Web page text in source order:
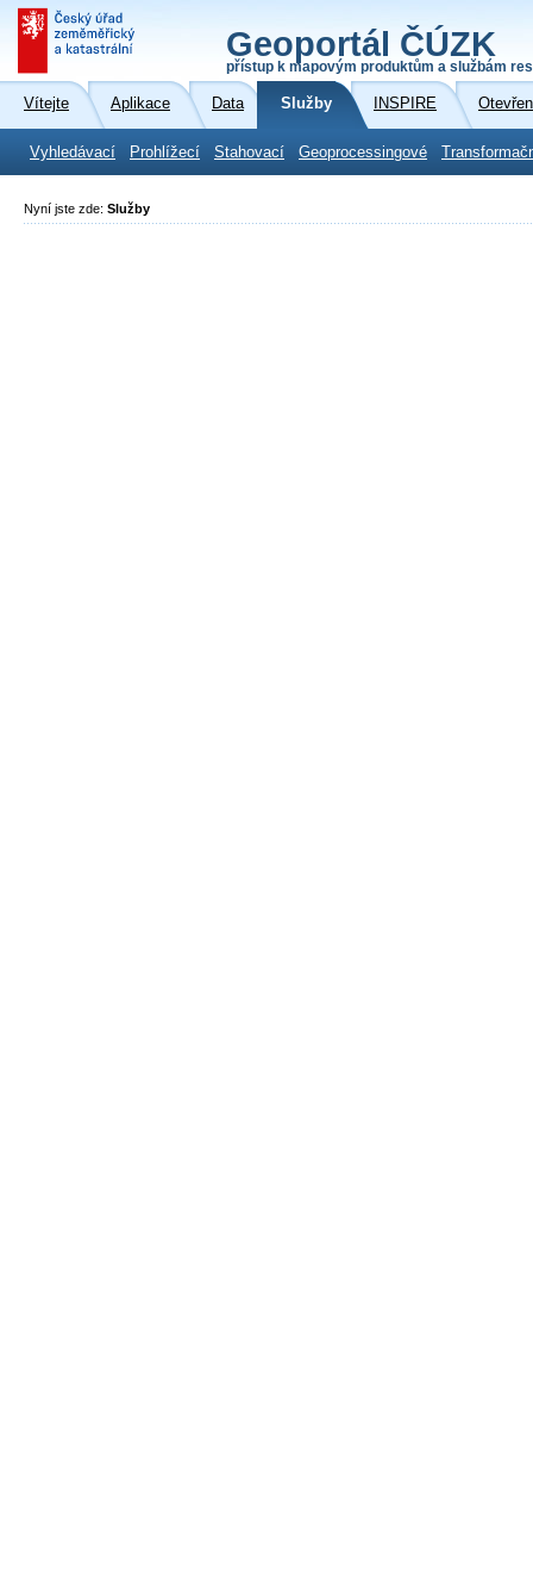
Geoportál ČÚZK
přístup k mapovým produktům a službám
Vítejte Aplikace Data Služby INSPIRE
Vyhledávací Prohlížecí Stahovací Geoprocessingové
Nyní jste zde: Služby